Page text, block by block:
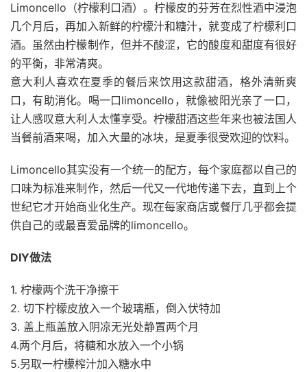
Limoncello（柠檬利口酒）。柠檬皮的芬芳在烈性酒中浸泡
几个月后，再加入新鲜的柠檬汁和糖汁，就变成了柠檬利口
酒。虽然由柠檬制作，但并不酸涩，它的酸度和甜度有很好
的平衡，非常清爽。
意大利人喜欢在夏季的餐后来饮用这款甜酒，格外清新爽
口，有助消化。喝一口limoncello，就像被阳光亲了一口，
让人感叹意大利人太懂享受。柠檬甜酒这些年来也被法国人
当餐前酒来喝，加入大量的冰块，是夏季很受欢迎的饮料。
Limoncello其实没有一个统一的配方，每个家庭都以自己的
口味为标准来制作，然后一代又一代地传递下去，直到上个
世纪它才开始商业化生产。现在每家商店或餐厅几乎都会提
供自己的或最喜爱品牌的limoncello。
DIY做法
1. 柠檬两个洗干净擦干
2. 切下柠檬皮放入一个玻璃瓶，倒入伏特加
3. 盖上瓶盖放入阴凉无光处静置两个月
4.两个月后，将糖和水放入一个小锅
5.另取一柠檬榨汁加入糖水中